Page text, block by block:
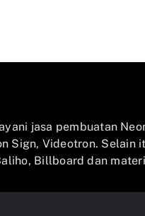
jasa pembuatan
Sign, Videotron. Selain
Billboard dan